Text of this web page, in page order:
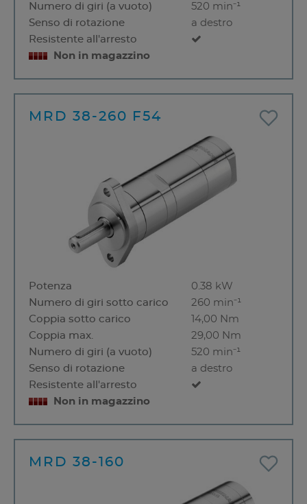
Numero di giri (a vuoto)
520 min⁻¹
Senso di rotazione
a destro
Resistente all'arresto
Non in magazzino
MRD 38-260 F54
Potenza
0.38 kW
Numero di giri sotto carico
260 min⁻¹
Coppia sotto carico
14,00 Nm
Coppia max.
29,00 Nm
Numero di giri (a vuoto)
520 min⁻¹
Senso di rotazione
a destro
Resistente all'arresto
Non in magazzino
MRD 38-160